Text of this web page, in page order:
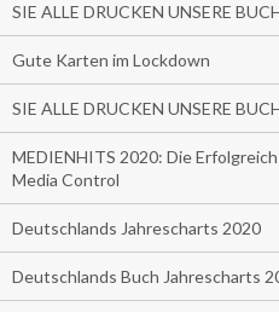
SIE ALLE DRUCKEN UNSERE
Gute Karten im Lockdown
SIE ALLE DRUCKEN UNSERE
MEDIENHITS 2020: Die
Media Control
Deutschlands Jahrescharts 2020
Deutschlands Buch Jahrescharts